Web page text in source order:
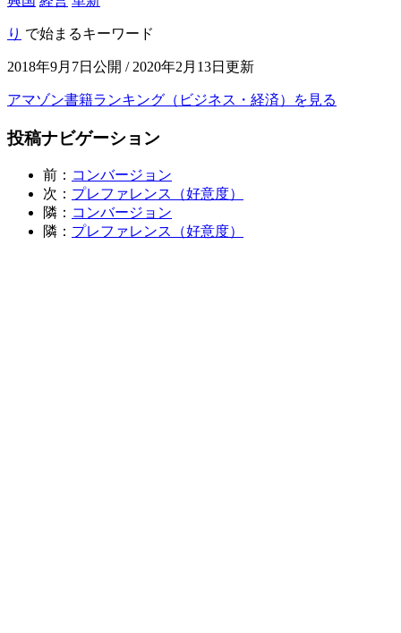
り で始まるキーワード
2018年9月7日公開 / 2020年2月13日更新
アマゾン書籍ランキング（ビジネス・経済）を見る
投稿ナビゲーション
前： コンバージョン
次： プレファレンス（好意度）
隣： コンバージョン
隣： プレファレンス（好意度）